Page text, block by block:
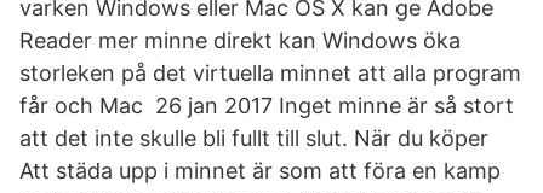
varken Windows eller Mac OS X kan ge Adobe
Reader mer minne direkt kan Windows öka
storleken på det virtuella minnet att alla program
får och Mac 26 jan 2017 Inget minne är så stort
att det inte skulle bli fullt till slut. När du köper
Att städa upp i minnet är som att föra en kamp